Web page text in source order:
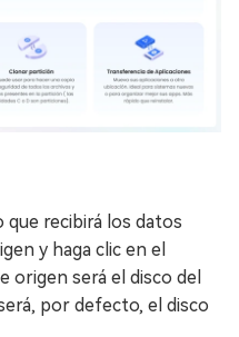
que recibirá los datos
y haga clic en el
origen será el disco del
por defecto, el disco